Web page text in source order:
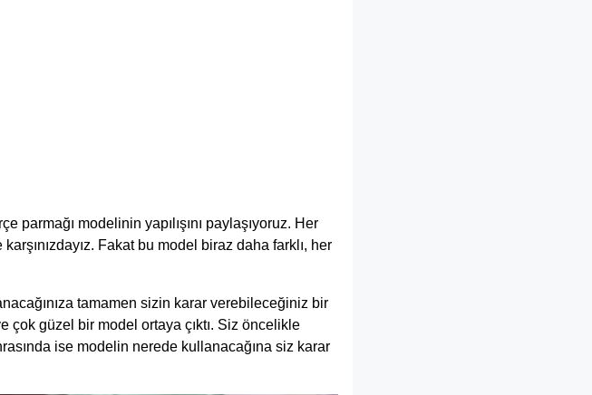
parmağı modelinin yapılışını paylaşıyoruz. Her
Fakat bu model biraz daha farklı, her
tamamen sizin karar verebileceğiniz bir
güzel bir model ortaya çıktı. Siz öncelikle
ise modelin nerede kullanacağına siz karar